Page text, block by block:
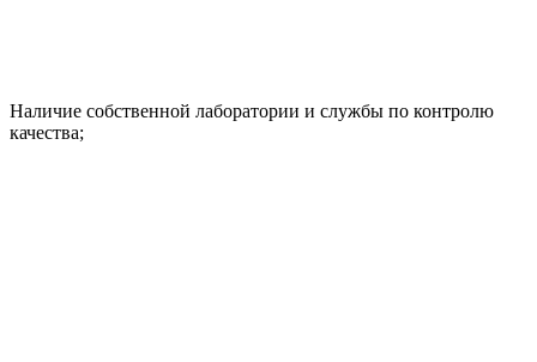
Наличие собственной лаборатории и службы по контролю
качества;